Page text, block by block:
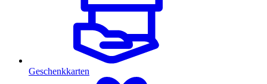
Geschenkkarten